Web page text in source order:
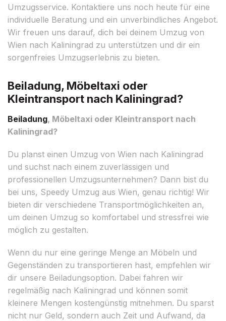
Umzugsservice. Kontaktiere uns noch heute für eine
individuelle Beratung und ein unverbindliches Angebot.
Wir freuen uns darauf, dich bei deinem Umzug von
Wien nach Kaliningrad zu unterstützen und dir ein
sorgenfreies Umzugserlebnis zu bieten.
Beiladung, Möbeltaxi oder
Kleintransport nach Kaliningrad?
Beiladung, Möbeltaxi oder Kleintransport nach
Kaliningrad?
Du planst einen Umzug von Wien nach Kaliningrad
und suchst nach einem zuverlässigen und
professionellen Umzugsunternehmen? Dann bist du
bei uns, Speedy Umzug aus Wien, genau richtig! Wir
bieten dir verschiedene Transportmöglichkeiten an,
um deinen Umzug so komfortabel und stressfrei wie
möglich zu gestalten.
Wenn du nur eine geringe Menge an Möbeln und
Gegenständen zu transportieren hast, empfehlen wir
dir unsere Beiladungsoption. Dabei fahren wir
regelmäßig nach Kaliningrad und können somit
kleinere Mengen kostengünstig mitnehmen. Du sparst
nicht nur Geld, sondern auch Zeit und Aufwand, da